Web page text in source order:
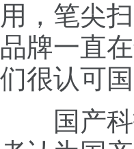
用，笔尖
品牌一直
们很认可
国产科